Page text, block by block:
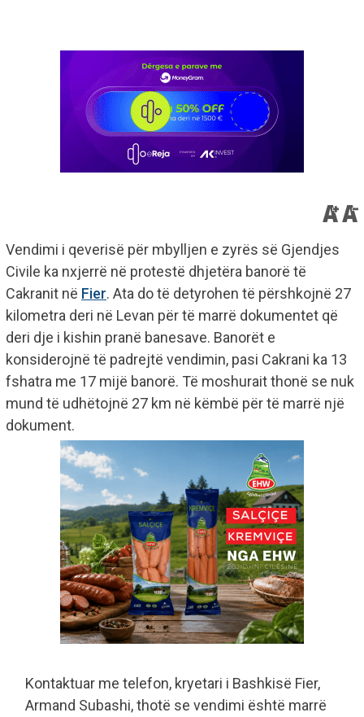
Vendimi i qeverisë për mbylljen e zyrës së Gjendjes
Civile ka nxjerrë në protestë dhjetëra banorë të
Cakranit në Fier. Ata do të detyrohen të përshkojnë 27
kilometra deri në Levan për të marrë dokumentet që
deri dje i kishin pranë banesave. Banorët e
konsiderojnë të padrejtë vendimin, pasi Cakrani ka 13
fshatra me 17 mijë banorë. Të moshurait thonë se nuk
mund të udhëtojnë 27 km në këmbë për të marrë një
dokument.
Kontaktuar me telefon, kryetari i Bashkisë Fier,
Armand Subashi, thotë se vendimi është marrë